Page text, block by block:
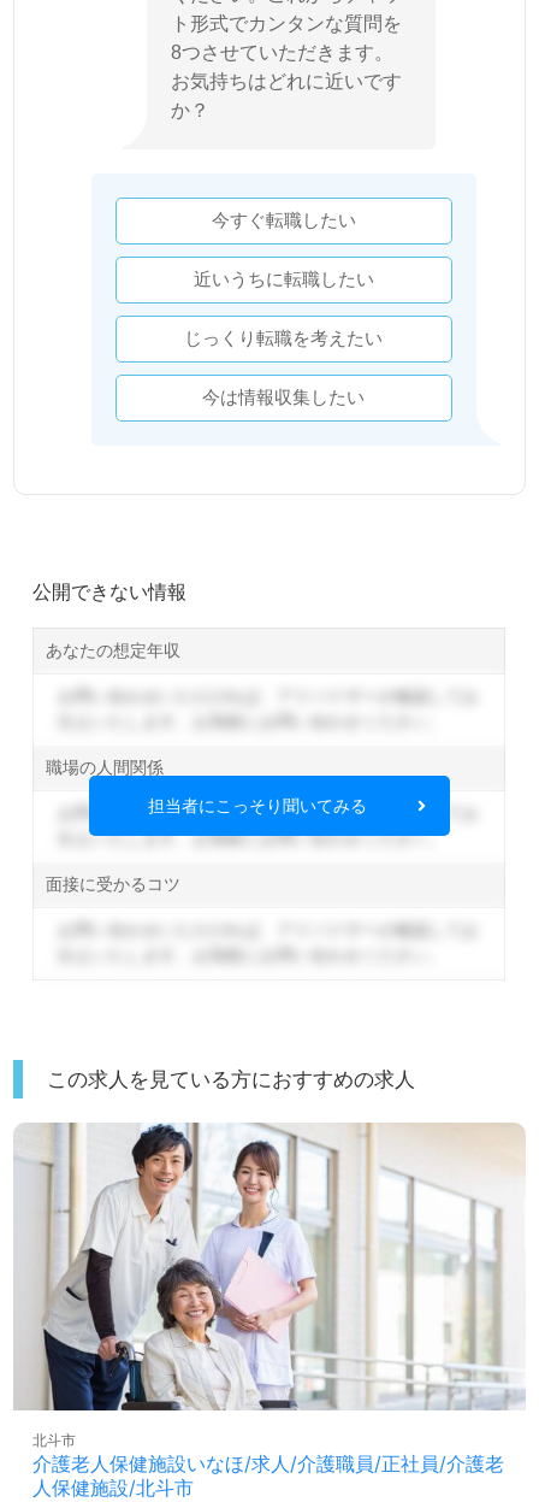
ト形式でカンタンな質問を
8つさせていただきます。
お気持ちはどれに近いです
か？
今すぐ転職したい
近いうちに転職したい
じっくり転職を考えたい
今は情報収集したい
公開できない情報
あなたの想定年収
職場の人間関係
お問い合わせいただければ、アドバイザーが確認してお
伝えいたします。お気軽にお問い合わせください。
面接に受かるコツ
担当者にこっそり聞いてみる
この求人を見ている方におすすめの求人
介護老人保健施設いなほ/求人/介護職員/正社員/介護老
人保健施設/北斗市
北斗市